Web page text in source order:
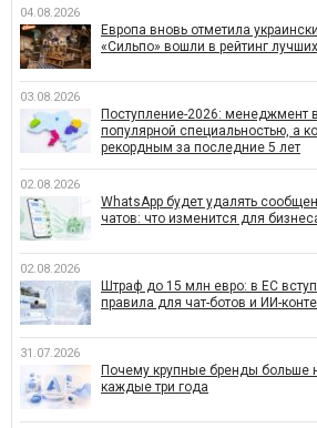
04.08.2026
Европа вновь отметила
«Сильпо» вошли в рейтинг
03.08.2026
Поступление-2026: менеджмент
популярной специальностью, а
рекордным за последние 5 лет
02.08.2026
WhatsApp будет удалять
чатов: что изменится для
02.08.2026
Штраф до 15 млн евро: в ЕС
правила для чат-ботов и ИИ-
31.07.2026
Почему крупные бренды больше
каждые три года